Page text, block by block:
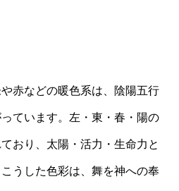
赤などの暖色系は、陰陽五行
ています。左・東・春・陽の
おり、太陽・活力・生命力と
うした色彩は、舞を神への奉